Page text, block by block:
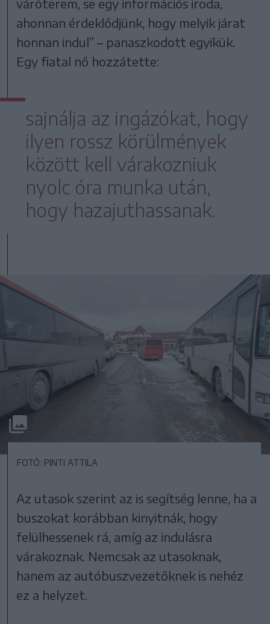
váróterem, se egy információs iroda,
ahonnan érdeklődjünk, hogy melyik járat
honnan indul” – panaszkodott egyikük.
Egy fiatal nő hozzátette:
sajnálja az ingázókat, hogy
ilyen rossz körülmények
között kell várakozniuk
nyolc óra munka után,
hogy hazajuthassanak.
FOTÓ: PINTI ATTILA
Az utasok szerint az is segítség lenne, ha a
buszokat korábban kinyitnák, hogy
felülhessenek rá, amíg az indulásra
várakoznak. Nemcsak az utasoknak,
hanem az autóbuszvezetőknek is nehéz
ez a helyzet.